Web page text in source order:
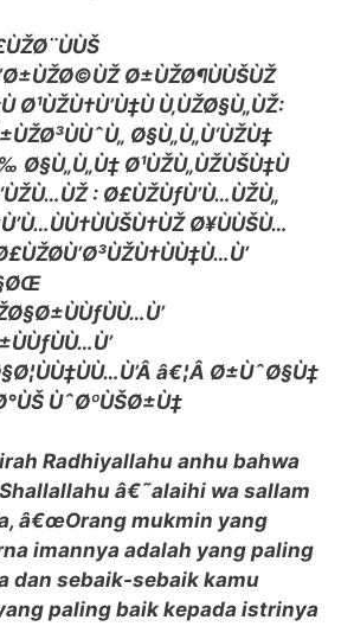
Ø±ÙŽØ¶ÙÙŠÙŽ
Ø¹ÙŽÙ†Ù’Ù‡Ù Ù‚ÙŽØ§Ù„ÙŽ:
Ø§Ù„Ù„Ù‘ÙŽÙ‡
Ø§Ù„Ù„Ù‡ Ø¹ÙŽÙ„ÙŽÙŠÙ‡Ù
: Ø£ÙŽÙƒÙ’Ù…ÙŽÙ„
Ø¥ÙÙŠÙ…
â€¦Â Ø±ÙˆØ§Ù‡
ÙˆØºÙŠØ±Ù‡
Radhiyallahu anhu bahwa
â€˜alaihi wa sallam
â€œOrang mukmin yang
imannya adalah yang paling
dan sebaik-sebaik kamu
paling baik kepada istrinya